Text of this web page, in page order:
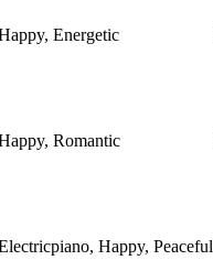
Energetic
Romantic
Happy, Peaceful